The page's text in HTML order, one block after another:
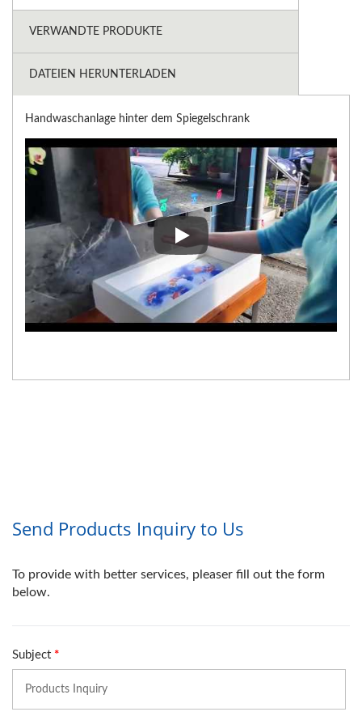
VERWANDTE PRODUKTE
DATEIEN HERUNTERLADEN
Handwaschanlage hinter dem Spiegelschrank
Handwaschanlage hinter dem